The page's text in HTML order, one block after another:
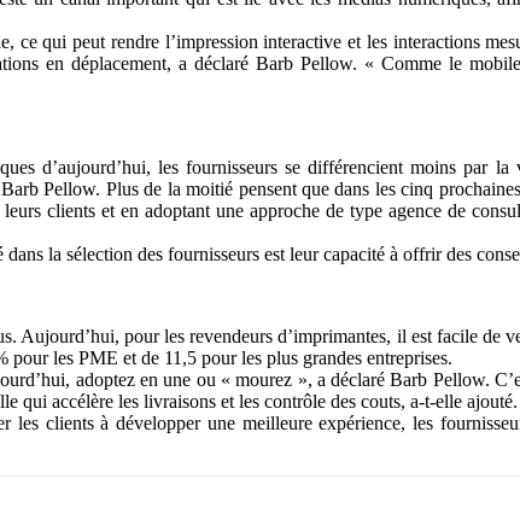
ce qui peut rendre l’impression interactive et les interactions
en déplacement, a déclaré Barb Pellow. « Comme le
d’aujourd’hui, les fournisseurs se différencient moins par
Pellow. Plus de la moitié pensent que dans les cinq
clients et en adoptant une approche de type agence de
la sélection des fournisseurs est leur capacité à offrir des
Aujourd’hui, pour les revendeurs d’imprimantes, il est facile de
les PME et de 11,5 pour les plus grandes entreprises.
adoptez en une ou « mourez », a déclaré Barb Pellow.
qui accélère les livraisons et les contrôle des couts, a-t-elle ajouté.
clients à développer une meilleure expérience, les